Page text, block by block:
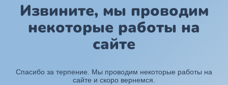
Извините, мы проводим
некоторые работы на
сайте
Спасибо за терпение. Мы проводим некоторые работы на
сайте и скоро вернемся.